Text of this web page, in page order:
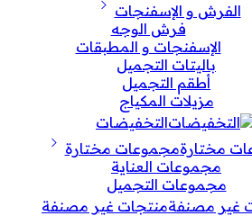
الفرش و الإسفنجات
فرش الوجه
الإسفنجات و المطبقات
باليتات التجميل
أطقم التجميل
مزيلات المكياج
التخفيضات
مجموعات مختارة
مجموعات العناية
مجموعات التجميل
منتجات غير مصنفة